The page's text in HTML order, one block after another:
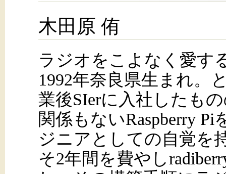
木田原 侑
ラジオをこよなく愛す
1992年奈良県生まれ。
業後SIerに入社したも
関係もないRaspberry
ジニアとしての自覚を
そ2年間を費やし